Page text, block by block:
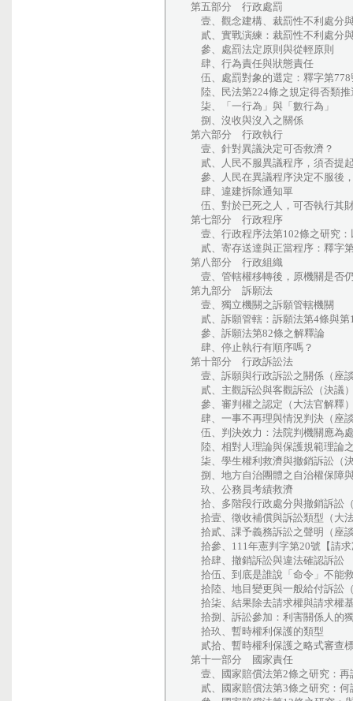
第五部分 行政處罰
壹、觀念建構、裁罰性不利處分
貳、實戰演練：裁罰性不利處分
參、處罰法定原則與從輕原則
肆、行為責任與狀態責任
伍、處罰對象的選定：釋字第778
陸、民法第224條之規定得否類
柒、「一行為」與「數行為」
捌、沒收與沒入之關係
第六部分 行政執行
壹、針對異議決定可否救濟？
貳、人民不服異議程序，須否提
參、人民在異議程序決定不服後
肆、違建拆除通知單
伍、對於已死之人，可否執行其
第七部分 行政程序
壹、行政程序法第102條之研究：
貳、寄存送達與正當程序：釋字
第八部分 行政組織
壹、管轄權移轉後，原機關是否
第九部分 訴願法
壹、獨立機關之訴願管轄機關
貳、訴願管轄：訴願法第4條與第
參、訴願法第82條之解釋論
肆、停止執行有順序嗎？
第十部分 行政訴訟法
壹、訴願與行政訴訟之關係（座
貳、主觀訴訟與客觀訴訟（決議
參、審判權之認定（大法官解釋
肆、一事不再理與情況判決（座
伍、判決效力：法院判機關應為
陸、相對人理論與保護規範理論
柒、學生權利救濟與撤銷訴訟（
捌、地方自治團體之自治權保障
玖、公務員考績救濟
拾、多階段行政處分與撤銷訴訟
拾壹、徵收補償與訴訟類型（大
拾貳、課予義務訴訟之聲明（座
拾參、111年憲判字第20號【請
拾肆、撤銷訴訟與違法確認訴訟
拾伍、到底是誰說「命令」不能
拾陸、地目變更與一般給付訴訟
拾柒、結果除去請求權與請求權
拾捌、訴訟參加：利害關係人的
拾玖、暫時權利保護的類型
貳拾、暫時權利保護之略式審查
第十一部分 國家責任
壹、國家賠償法第2條之研究：再
貳、國家賠償法第3條之研究：何